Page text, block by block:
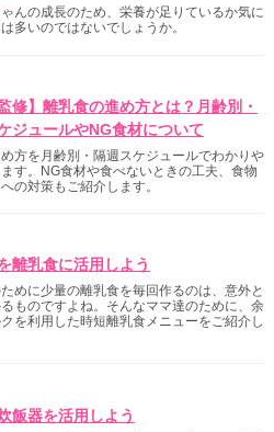
んの成長のため、栄養が足りているか気に
多いのではないでしょうか。
修】離乳食の進め方とは？月齢別・
ジュールやNG食材について
方を月齢別・隔週スケジュールでわかりや
す。NG食材や食べないときの工夫、食物
の対策もご紹介します。
離乳食に活用しよう
めに少量の離乳食を毎回作るのは、意外と
ものですよね。そんなママ達のために、余
を利用した時短離乳食メニューをご紹介し
飯器を活用しよう